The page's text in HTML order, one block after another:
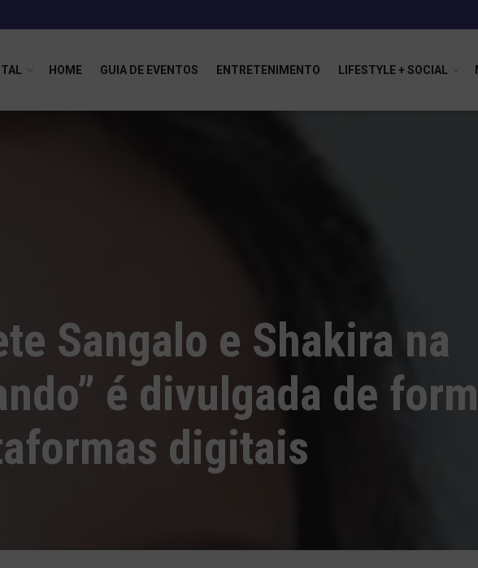
HOME GUIA DE EVENTOS ENTRETENIMENTO LIFESTYLE + SOCIAL
Sangalo e Shakira na
é divulgada de
digitais